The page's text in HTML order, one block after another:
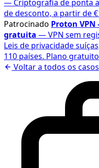
— Criptografia de ponta
de desconto, a partir de
Patrocinado Proton
gratuita — VPN sem
Leis de privacidade
110 países. Plano
Voltar a todos os